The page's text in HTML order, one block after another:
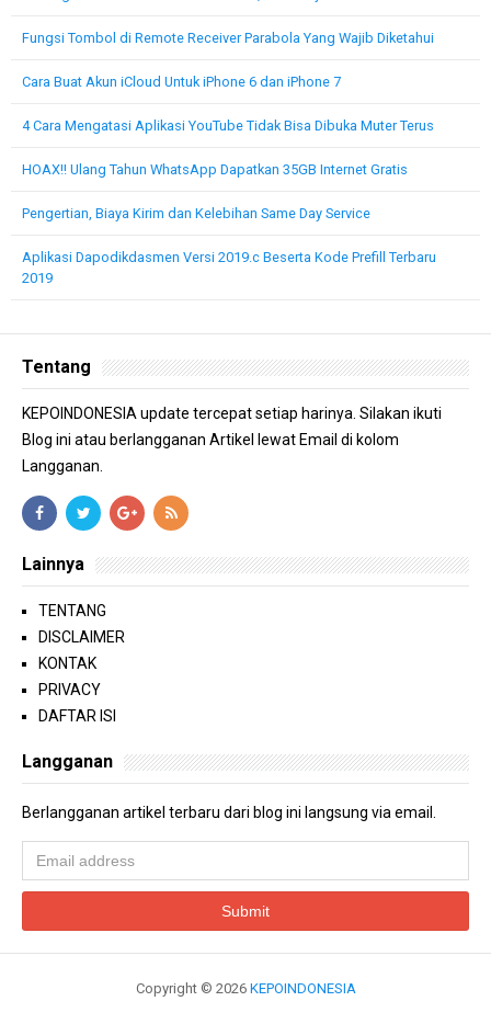
Fungsi Tombol di Remote Receiver Parabola Yang Wajib Diketahui
Cara Buat Akun iCloud Untuk iPhone 6 dan iPhone 7
4 Cara Mengatasi Aplikasi YouTube Tidak Bisa Dibuka Muter Terus
HOAX!! Ulang Tahun WhatsApp Dapatkan 35GB Internet Gratis
Pengertian, Biaya Kirim dan Kelebihan Same Day Service
Aplikasi Dapodikdasmen Versi 2019.c Beserta Kode Prefill Terbaru
2019
Tentang
KEPOINDONESIA update tercepat setiap harinya. Silakan ikuti
Blog ini atau berlangganan Artikel lewat Email di kolom
Langganan.
Lainnya
TENTANG
DISCLAIMER
KONTAK
PRIVACY
DAFTAR ISI
Langganan
Berlangganan artikel terbaru dari blog ini langsung via email.
Copyright © 2026 KEPOINDONESIA